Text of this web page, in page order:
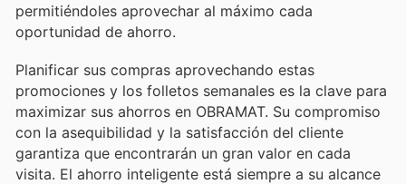
permitiéndoles aprovechar al máximo cada
oportunidad de ahorro.
Planificar sus compras aprovechando estas
promociones y los folletos semanales es la clave para
maximizar sus ahorros en OBRAMAT. Su compromiso
con la asequibilidad y la satisfacción del cliente
garantiza que encontrarán un gran valor en cada
visita. El ahorro inteligente está siempre a su alcance